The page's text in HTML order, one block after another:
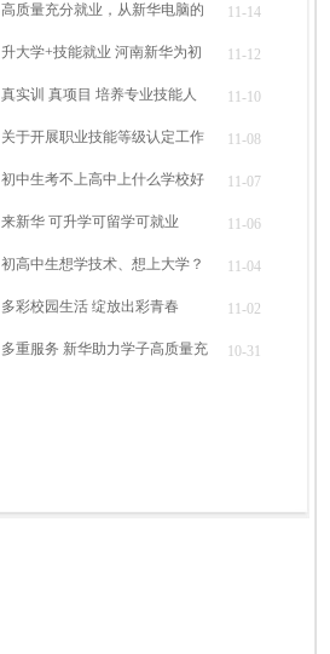
高质量充分就业，从新华电脑的 11-14
升大学+技能就业 河南新华为初 11-12
真实训 真项目 培养专业技能人 11-10
关于开展职业技能等级认定工作 11-08
初中生考不上高中上什么学校好 11-07
来新华 可升学可留学可就业 11-06
初高中生想学技术、想上大学？ 11-04
多彩校园生活 绽放出彩青春 11-02
多重服务 新华助力学子高质量充 10-31